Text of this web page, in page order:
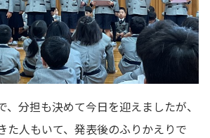
、分担も決めて今日を迎えましたが、
た人もいて、発表後のふりかえりで